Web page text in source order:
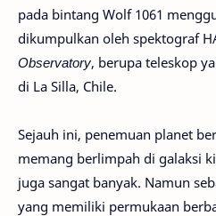
pada bintang Wolf 1061
dikumpulkan oleh spektograf
Observatory, berupa teleskop
di La Silla, Chile.
Sejauh ini, penemuan planet
memang berlimpah di galaksi
juga sangat banyak. Namun
yang memiliki permukaan